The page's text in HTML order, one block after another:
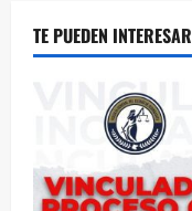
TE PUEDEN INTERESAR